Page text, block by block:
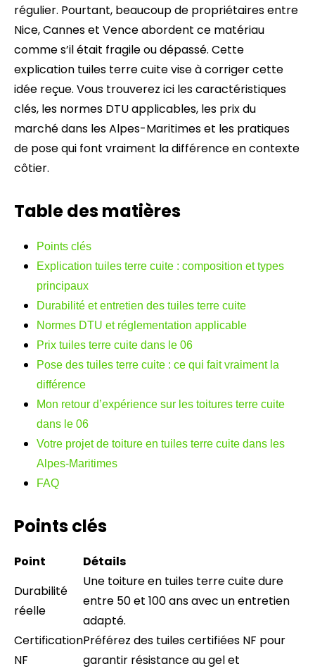
régulier. Pourtant, beaucoup de propriétaires entre
Nice, Cannes et Vence abordent ce matériau
comme s’il était fragile ou dépassé. Cette
explication tuiles terre cuite vise à corriger cette
idée reçue. Vous trouverez ici les caractéristiques
clés, les normes DTU applicables, les prix du
marché dans les Alpes-Maritimes et les pratiques
de pose qui font vraiment la différence en contexte
côtier.
Table des matières
Points clés
Explication tuiles terre cuite : composition et types
principaux
Durabilité et entretien des tuiles terre cuite
Normes DTU et réglementation applicable
Prix tuiles terre cuite dans le 06
Pose des tuiles terre cuite : ce qui fait vraiment la
différence
Mon retour d’expérience sur les toitures terre cuite
dans le 06
Votre projet de toiture en tuiles terre cuite dans les
Alpes-Maritimes
FAQ
Points clés
Point
Détails
Durabilité
réelle
Une toiture en tuiles terre cuite dure
entre 50 et 100 ans avec un entretien
adapté.
Certification
NF
Préférez des tuiles certifiées NF pour
garantir résistance au gel et